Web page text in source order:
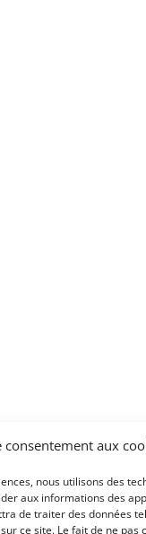
consentement aux
nous utilisons des
aux informations des
de traiter des données
ce site. Le fait de ne